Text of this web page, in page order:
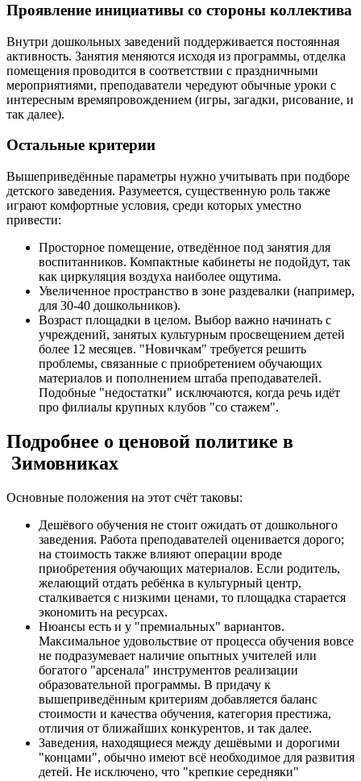
Проявление инициативы со стороны коллектива
Внутри дошкольных заведений поддерживается постоянная
активность. Занятия меняются исходя из программы, отделка
помещения проводится в соответствии с праздничными
мероприятиями, преподаватели чередуют обычные уроки с
интересным времяпровождением (игры, загадки, рисование, и
так далее).
Остальные критерии
Вышеприведённые параметры нужно учитывать при подборе
детского заведения. Разумеется, существенную роль также
играют комфортные условия, среди которых уместно
привести:
Просторное помещение, отведённое под занятия для
воспитанников. Компактные кабинеты не подойдут, так
как циркуляция воздуха наиболее ощутима.
Увеличенное пространство в зоне раздевалки (например,
для 30-40 дошкольников).
Возраст площадки в целом. Выбор важно начинать с
учреждений, занятых культурным просвещением детей
более 12 месяцев. "Новичкам" требуется решить
проблемы, связанные с приобретением обучающих
материалов и пополнением штаба преподавателей.
Подобные "недостатки" исключаются, когда речь идёт
про филиалы крупных клубов "со стажем".
Подробнее о ценовой политике в
Зимовниках
Основные положения на этот счёт таковы:
Дешёвого обучения не стоит ожидать от дошкольного
заведения. Работа преподавателей оценивается дорого;
на стоимость также влияют операции вроде
приобретения обучающих материалов. Если родитель,
желающий отдать ребёнка в культурный центр,
сталкивается с низкими ценами, то площадка старается
экономить на ресурсах.
Нюансы есть и у "премиальных" вариантов.
Максимальное удовольствие от процесса обучения вовсе
не подразумевает наличие опытных учителей или
богатого "арсенала" инструментов реализации
образовательной программы. В придачу к
вышеприведённым критериям добавляется баланс
стоимости и качества обучения, категория престижа,
отличия от ближайших конкурентов, и так далее.
Заведения, находящиеся между дешёвыми и дорогими
"концами", обычно имеют всё необходимое для развития
детей. Не исключено, что "крепкие середняки"